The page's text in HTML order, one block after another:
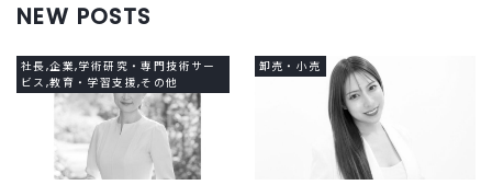
NEW POSTS
社長,企業,学術研究・専門技術サー
ビス,教育・学習支援,その他
卸売・小売